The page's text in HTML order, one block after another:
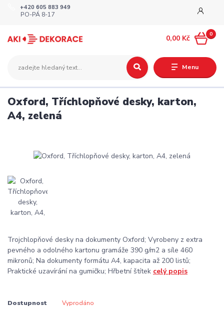
Menu
+420 605 883 949
PO-PÁ 8-17
0
0,00 Kč
Oxford, Tříchlopňové desky, karton,
A4, zelená
Trojchlopňové desky na dokumenty Oxford; Vyrobeny z extra
pevného a odolného kartonu gramáže 390 g/m2 a síle 460
mikronů; Na dokumenty formátu A4, kapacita až 200 listů;
Praktické uzavírání na gumičku; Hřbetní štítek celý popis
Dostupnost Vyprodáno